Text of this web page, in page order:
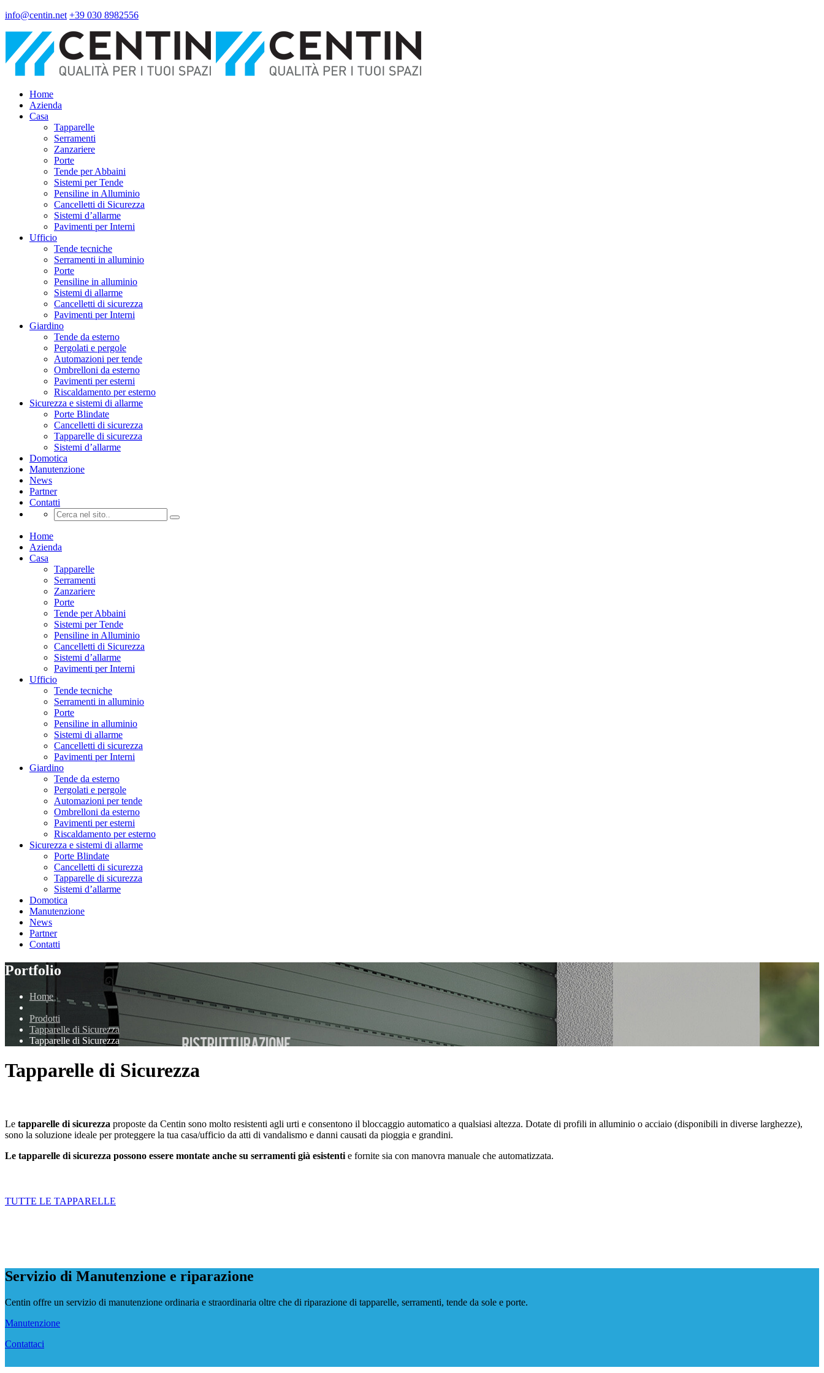
info@centin.net +39 030 8982556
Home
Azienda
Casa
Tapparelle
Serramenti
Zanzariere
Porte
Tende per Abbaini
Sistemi per Tende
Pensiline in Alluminio
Cancelletti di Sicurezza
Sistemi d’allarme
Pavimenti per Interni
Ufficio
Tende tecniche
Serramenti in alluminio
Porte
Pensiline in alluminio
Sistemi di allarme
Cancelletti di sicurezza
Pavimenti per Interni
Giardino
Tende da esterno
Pergolati e pergole
Automazioni per tende
Ombrelloni da esterno
Pavimenti per esterni
Riscaldamento per esterno
Sicurezza e sistemi di allarme
Porte Blindate
Cancelletti di sicurezza
Tapparelle di sicurezza
Sistemi d’allarme
Domotica
Manutenzione
News
Partner
Contatti
Home
Azienda
Casa
Tapparelle
Serramenti
Zanzariere
Porte
Tende per Abbaini
Sistemi per Tende
Pensiline in Alluminio
Cancelletti di Sicurezza
Sistemi d’allarme
Pavimenti per Interni
Ufficio
Tende tecniche
Serramenti in alluminio
Porte
Pensiline in alluminio
Sistemi di allarme
Cancelletti di sicurezza
Pavimenti per Interni
Giardino
Tende da esterno
Pergolati e pergole
Automazioni per tende
Ombrelloni da esterno
Pavimenti per esterni
Riscaldamento per esterno
Sicurezza e sistemi di allarme
Porte Blindate
Cancelletti di sicurezza
Tapparelle di sicurezza
Sistemi d’allarme
Domotica
Manutenzione
News
Partner
Contatti
Portfolio
Home
Prodotti
Tapparelle di Sicurezza
Tapparelle di Sicurezza
Tapparelle di Sicurezza
Le tapparelle di sicurezza proposte da Centin sono molto resistenti agli urti e consentono il bloccaggio automatico a qualsiasi altezza. Dotate di profili in alluminio o acciaio (disponibili in diverse larghezze),
sono la soluzione ideale per proteggere la tua casa/ufficio da atti di vandalismo e danni causati da pioggia e grandini.
Le tapparelle di sicurezza possono essere montate anche su serramenti già esistenti e fornite sia con manovra manuale che automatizzata.
TUTTE LE TAPPARELLE
Servizio di Manutenzione e riparazione
Centin offre un servizio di manutenzione ordinaria e straordinaria oltre che di riparazione di tapparelle, serramenti, tende da sole e porte.
Manutenzione
Contattaci